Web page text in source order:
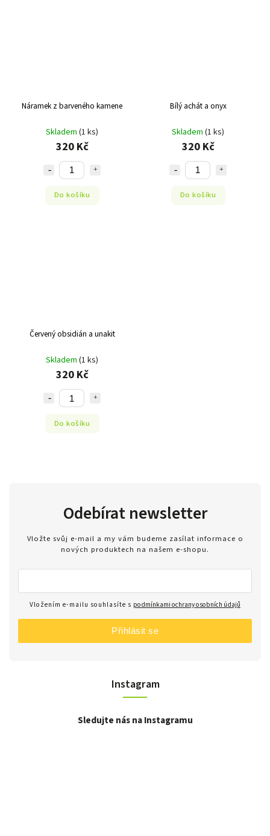
Náramek z barveného kamene
Skladem (1 ks)
320 Kč
Do košíku
Bílý achát a onyx
Skladem (1 ks)
320 Kč
Do košíku
Červený obsidián a unakit
Skladem (1 ks)
320 Kč
Do košíku
Instagram
Sledujte nás na Instagramu
Odebírat newsletter
Vložte svůj e-mail a my vám budeme zasílat informace o
nových produktech na našem e-shopu.
Vložením e-mailu souhlasíte s podmínkami ochrany osobních údajů
Přihlásit se